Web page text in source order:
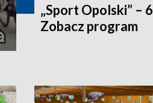
„Sport Opolski” –
Zobacz program